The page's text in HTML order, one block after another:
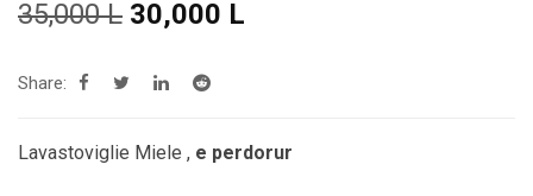
35,000L Çmimi
qe:
30,000 L
30,000 L.
Share:
Lavastoviglie Miele , e perdorur